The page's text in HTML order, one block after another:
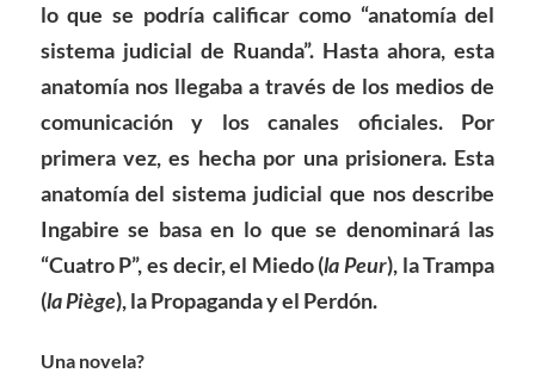
lo que se podría calificar como “anatomía del
sistema judicial de Ruanda”. Hasta ahora, esta
anatomía nos llegaba a través de los medios de
comunicación y los canales oficiales. Por
primera vez, es hecha por una prisionera. Esta
anatomía del sistema judicial que nos describe
Ingabire se basa en lo que se denominará las
“Cuatro P”, es decir, el Miedo (la Peur), la Trampa
(la Piège), la Propaganda y el Perdón.
Una novela?